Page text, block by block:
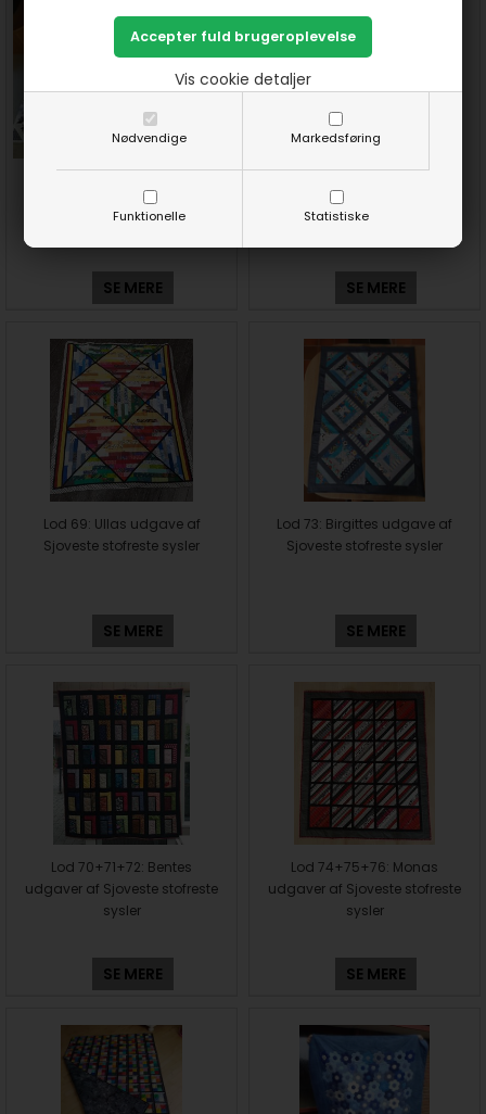
Nødvendige Markedsføring
Funktionelle Statistiske
Vis cookie detaljer
udgaver af Sjoveste stofreste
sysler
SE MERE
Sjoveste stofreste sysler
SE MERE
Lod 69: Ullas udgave af
Sjoveste stofreste sysler
SE MERE
Lod 73: Birgittes udgave af
Sjoveste stofreste sysler
SE MERE
Lod 70+71+72: Bentes
udgaver af Sjoveste stofreste
sysler
SE MERE
Lod 74+75+76: Monas
udgaver af Sjoveste stofreste
sysler
SE MERE